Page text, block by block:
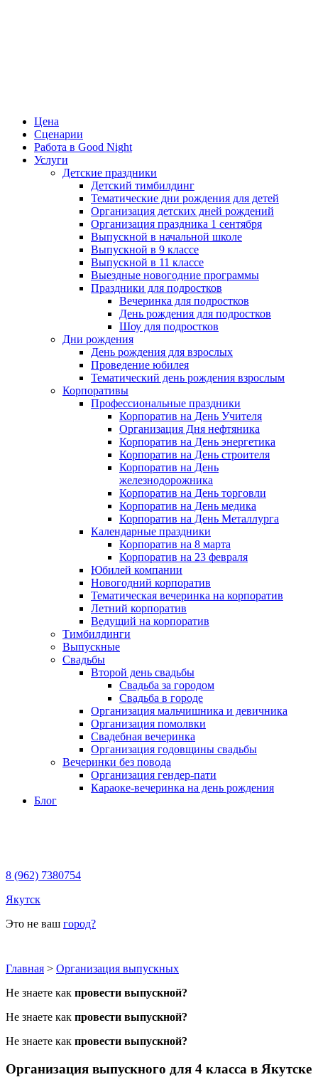
Цена
Сценарии
Работа в Good Night
Услуги
Детские праздники
Детский тимбилдинг
Тематические дни рождения для детей
Организация детских дней рождений
Организация праздника 1 сентября
Выпускной в начальной школе
Выпускной в 9 классе
Выпускной в 11 классе
Выездные новогодние программы
Праздники для подростков
Вечеринка для подростков
День рождения для подростков
Шоу для подростков
Дни рождения
День рождения для взрослых
Проведение юбилея
Тематический день рождения взрослым
Корпоративы
Профессиональные праздники
Корпоратив на День Учителя
Организация Дня нефтяника
Корпоратив на День энергетика
Корпоратив на День строителя
Корпоратив на День
железнодорожника
Корпоратив на День торговли
Корпоратив на День медика
Корпоратив на День Металлурга
Календарные праздники
Корпоратив на 8 марта
Корпоратив на 23 февраля
Юбилей компании
Новогодний корпоратив
Тематическая вечеринка на корпоратив
Летний корпоратив
Ведущий на корпоратив
Тимбилдинги
Выпускные
Свадьбы
Второй день свадьбы
Свадьба за городом
Свадьба в городе
Организация мальчишника и девичника
Организация помолвки
Свадебная вечеринка
Организация годовщины свадьбы
Вечеринки без повода
Организация гендер-пати
Караоке-вечеринка на день рождения
Блог
8 (962) 7380754
Якутск
Это не ваш город?
Главная > Организация выпускных
Не знаете как провести выпускной?
Не знаете как провести выпускной?
Не знаете как провести выпускной?
Организация выпускного для 4 класса в Якутске